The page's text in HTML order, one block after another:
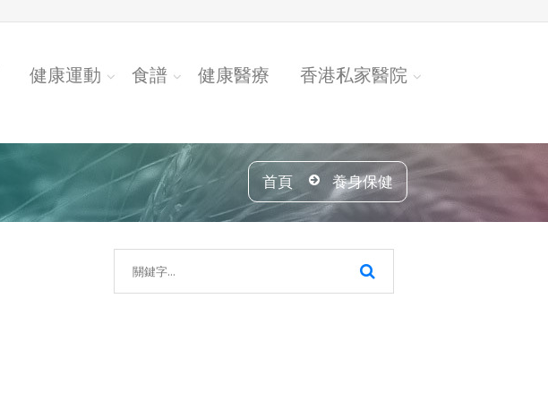
健康運動 食譜 健康醫療 香港私家醫院
首頁 養身保健